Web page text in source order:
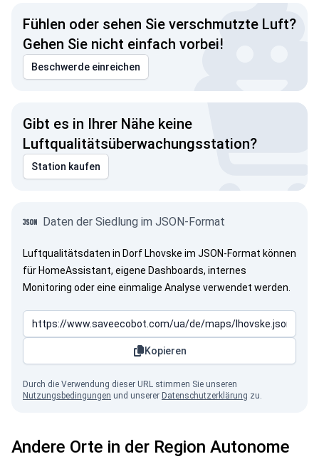
Fühlen oder sehen Sie verschmutzte Luft?
Gehen Sie nicht einfach vorbei!
Beschwerde einreichen
Gibt es in Ihrer Nähe keine
Luftqualitätsüberwachungsstation?
Station kaufen
Daten der Siedlung im JSON-Format
Luftqualitätsdaten in Dorf Lhovske im JSON-Format können
für HomeAssistant, eigene Dashboards, internes
Monitoring oder eine einmalige Analyse verwendet werden.
Kopieren
Durch die Verwendung dieser URL stimmen Sie unseren
Nutzungsbedingungen und unserer Datenschutzerklärung zu.
Andere Orte in der Region Autonome